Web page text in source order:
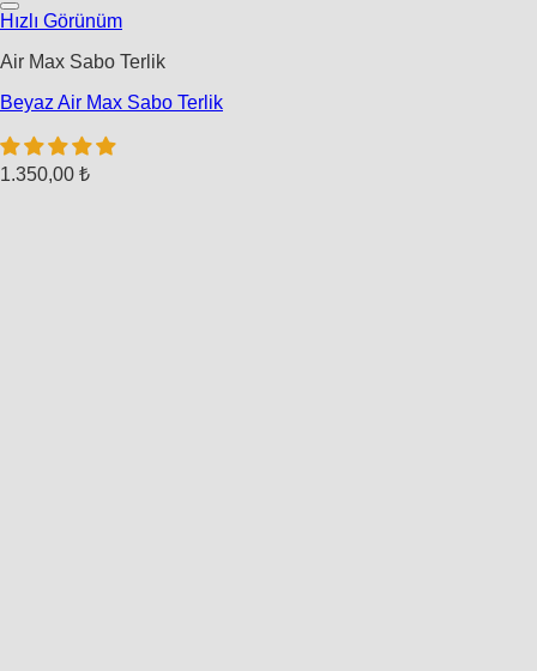
Hızlı Görünüm
Air Max Sabo Terlik
Beyaz Air Max Sabo Terlik
1.350,00 ₺